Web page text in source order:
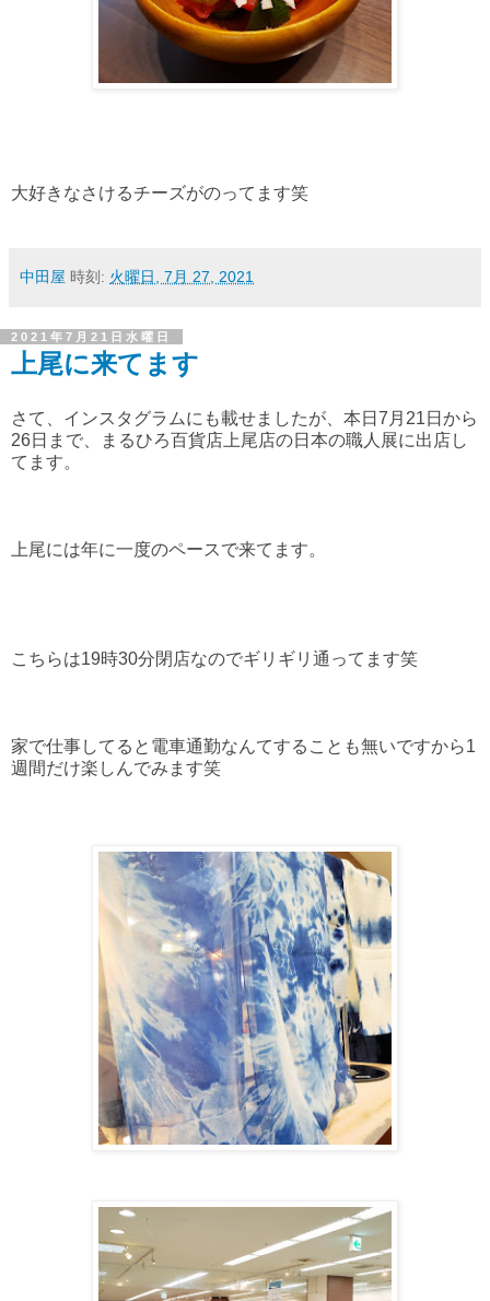
大好きなさけるチーズがのってます笑
中田屋 時刻: 火曜日, 7月 27, 2021
2021年7月21日水曜日
上尾に来てます
さて、インスタグラムにも載せましたが、本日7月21日から
26日まで、まるひろ百貨店上尾店の日本の職人展に出店し
てます。
上尾には年に一度のペースで来てます。
こちらは19時30分閉店なのでギリギリ通ってます笑
家で仕事してると電車通勤なんてすることも無いですから1
週間だけ楽しんでみます笑